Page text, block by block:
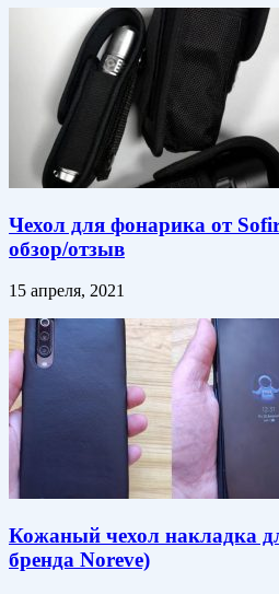
Чехол для фонарика от
обзор/отзыв
15 апреля, 2021
Кожаный чехол накладка
бренда Noreve)